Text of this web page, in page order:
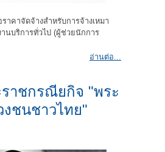
าคาจัดจ้างสำหรับการจ้างเหมา
นบริการทั่วไป (ผู้ช่วยนักการ
อ่านต่อ...
าชกรณียกิจ "พระ
ชนชาวไทย"